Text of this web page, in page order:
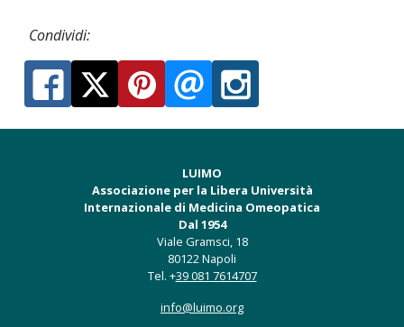
Condividi:
LUIMO
Associazione per la Libera Università
Internazionale di Medicina Omeopatica
Dal 1954
Viale Gramsci, 18
80122 Napoli
Tel. +39 081 7614707
info@luimo.org